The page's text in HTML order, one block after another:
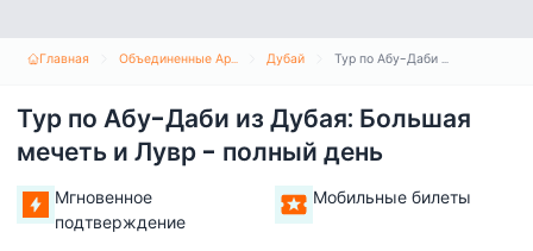
Главная Объединенные Арабские Эмираты Дубай Тур по Абу-Даби из Дубая: Большая мечеть и Лувр - полный день
Тур по Абу-Даби из Дубая: Большая
мечеть и Лувр - полный день
Мгновенное
подтверждение
Мобильные билеты